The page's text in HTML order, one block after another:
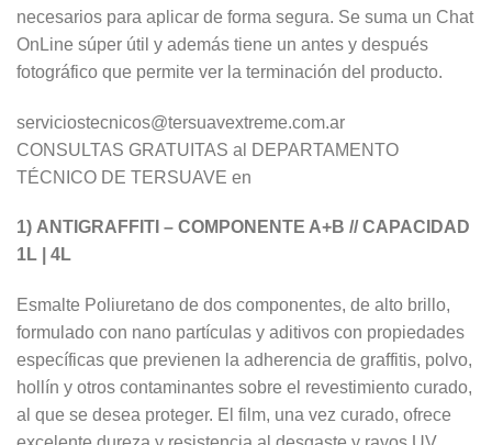
necesarios para aplicar de forma segura. Se suma un Chat
OnLine súper útil y además tiene un antes y después
fotográfico que permite ver la terminación del producto.
serviciostecnicos@tersuavextreme.com.ar
CONSULTAS GRATUITAS al DEPARTAMENTO
TÉCNICO DE TERSUAVE en
1) ANTIGRAFFITI – COMPONENTE A+B // CAPACIDAD
1L | 4L
Esmalte Poliuretano de dos componentes, de alto brillo,
formulado con nano partículas y aditivos con propiedades
específicas que previenen la adherencia de graffitis, polvo,
hollín y otros contaminantes sobre el revestimiento curado,
al que se desea proteger. El film, una vez curado, ofrece